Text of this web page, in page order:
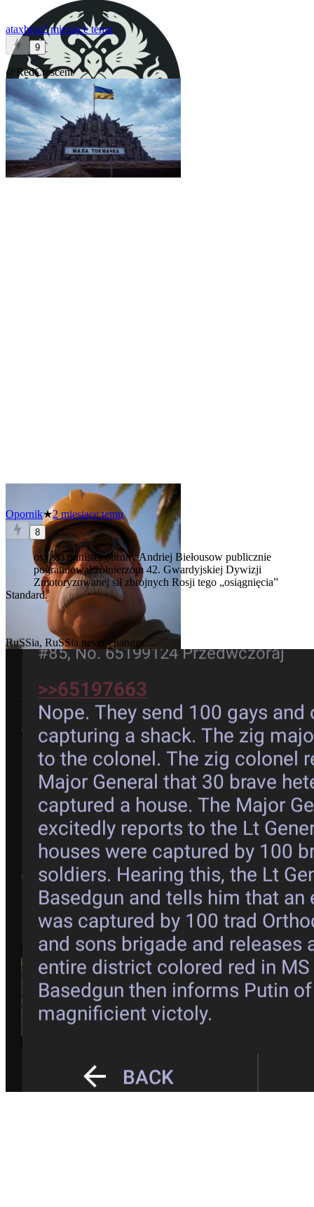
ataxbras2 miesiące temu
9
@RedCrescent
Opornik★2 miesiące temu
8
osyjski minister obrony Andriej Biełousow publicznie
pogratulował żołnierzom 42. Gwardyjskiej Dywizji
Zmotoryzowanej sił zbrojnych Rosji tego „osiągnięcia”
Standard.
RuSSia, RuSSia never changes....